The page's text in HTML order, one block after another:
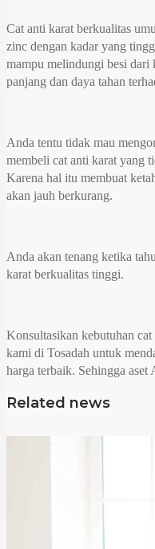
Cat anti karat berkualitas
zinc dengan kadar yang
mampu melindungi besi
panjang dan daya tahan
Anda tentu tidak mau
membeli cat anti karat yang
Karena hal itu membuat
akan jauh berkurang.
Anda akan tenang ketika
karat berkualitas tinggi.
Konsultasikan kebutuhan
kami di Tosadah untuk
harga terbaik. Sehingga
Related news